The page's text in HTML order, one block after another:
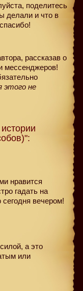
поделитесь
делали и что в
рассказав о
мессенджеров!
этого не
нравится
гадать на
вечером!
а это
или